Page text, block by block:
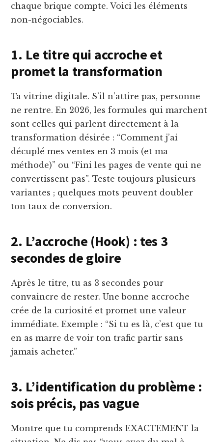
chaque brique compte. Voici les éléments
non-négociables.
1. Le titre qui accroche et
promet la transformation
Ta vitrine digitale. S’il n’attire pas, personne
ne rentre. En 2026, les formules qui marchent
sont celles qui parlent directement à la
transformation désirée : “Comment j’ai
décuplé mes ventes en 3 mois (et ma
méthode)” ou “Fini les pages de vente qui ne
convertissent pas”. Teste toujours plusieurs
variantes ; quelques mots peuvent doubler
ton taux de conversion.
2. L’accroche (Hook) : tes 3
secondes de gloire
Après le titre, tu as 3 secondes pour
convaincre de rester. Une bonne accroche
crée de la curiosité et promet une valeur
immédiate. Exemple : “Si tu es là, c’est que tu
en as marre de voir ton trafic partir sans
jamais acheter.”
3. L’identification du problème :
sois précis, pas vague
Montre que tu comprends EXACTEMENT la